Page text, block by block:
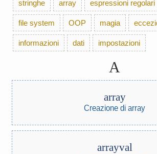
stringhe array espressioni regolari
file system OOP magia
informazioni dati impostazioni
A
array
Creazione di array
arrayval